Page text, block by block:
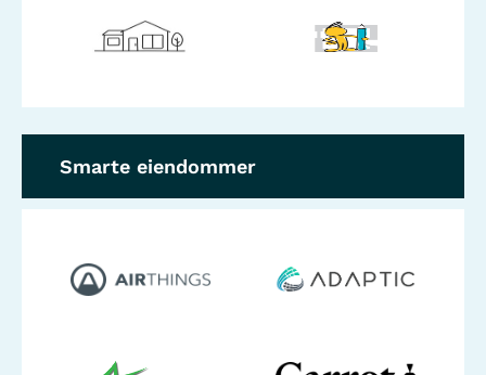
Smarte eiendommer